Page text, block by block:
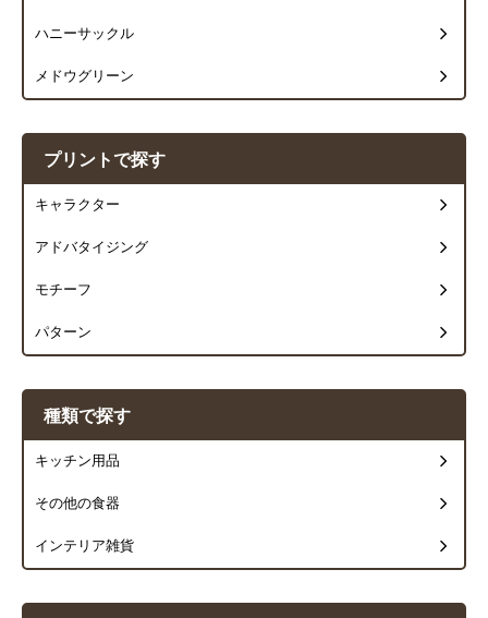
ハニーサックル
メドウグリーン
プリントで探す
キャラクター
アドバタイジング
モチーフ
パターン
種類で探す
キッチン用品
その他の食器
インテリア雑貨